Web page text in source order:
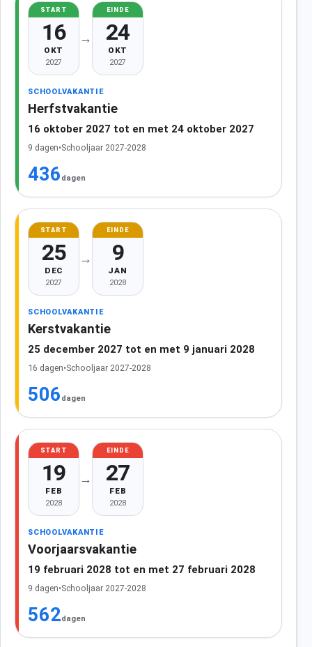
START
16
OKT
2027
→
EINDE
24
OKT
2027
SCHOOLVAKANTIE
Herfstvakantie
16 oktober 2027 tot en met 24 oktober 2027
9 dagen•Schooljaar 2027-2028
436 dagen
START
25
DEC
2027
→
EINDE
9
JAN
2028
SCHOOLVAKANTIE
Kerstvakantie
25 december 2027 tot en met 9 januari 2028
16 dagen•Schooljaar 2027-2028
506 dagen
START
19
FEB
2028
→
EINDE
27
FEB
2028
SCHOOLVAKANTIE
Voorjaarsvakantie
19 februari 2028 tot en met 27 februari 2028
9 dagen•Schooljaar 2027-2028
562dagen